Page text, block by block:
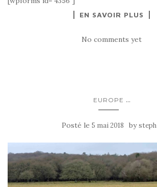
EN SAVOIR PLUS
No comments yet
EUROPE ...
Posté le 5 mai 2018 bysteph